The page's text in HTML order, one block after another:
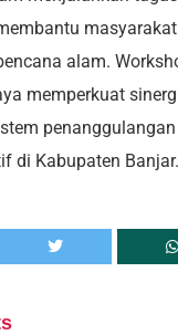
alam.
memperkuat
di Kabupaten Banjar.